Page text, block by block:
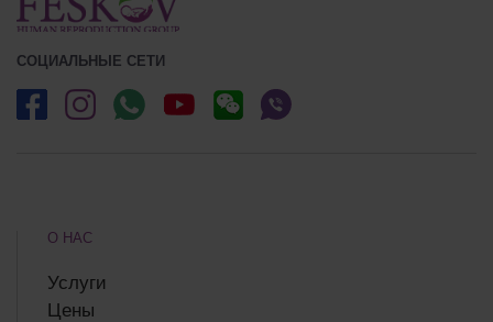
СОЦИАЛЬНЫЕ СЕТИ
О НАС
Услуги
Цены